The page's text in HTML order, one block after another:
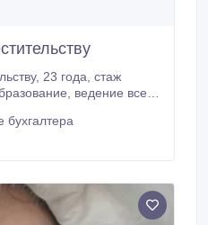
стаж
ПК, 1С:7.7 и 8.0,
работе..
бухгалтера